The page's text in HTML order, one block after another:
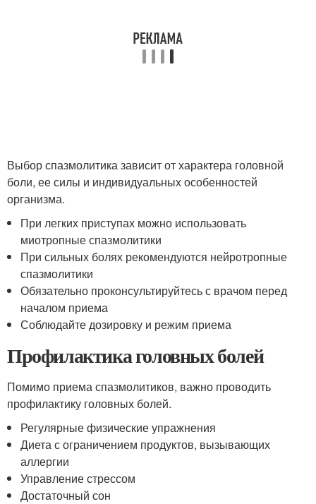
Выбор спазмолитика зависит от характера головной
боли, ее силы и индивидуальных особенностей
организма.
При легких приступах можно использовать
миотропные спазмолитики
При сильных болях рекомендуются нейротропные
спазмолитики
Обязательно проконсультируйтесь с врачом перед
началом приема
Соблюдайте дозировку и режим приема
Профилактика головных болей
Помимо приема спазмолитиков, важно проводить
профилактику головных болей.
Регулярные физические упражнения
Диета с ограничением продуктов, вызывающих
аллергии
Управление стрессом
Достаточный сон